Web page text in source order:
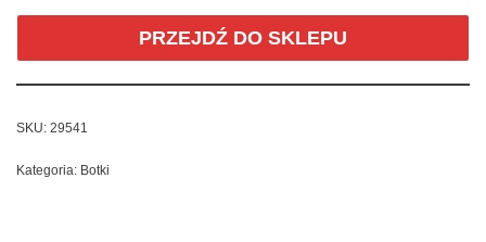
PRZEJDŹ DO SKLEPU
SKU: 29541
Kategoria: Botki